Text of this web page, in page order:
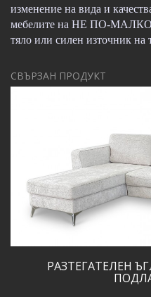
изменение на вида и
мебелите на НЕ ПО-МАЛКО
тяло или силен източник на
СВЪРЗАН ПРОДУКТ
РАЗТЕГАТЕЛЕН